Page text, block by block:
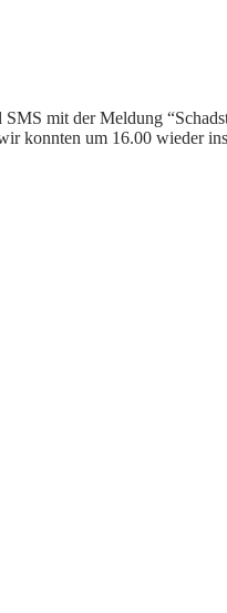
mit der Meldung
konnten um 16.00 wieder